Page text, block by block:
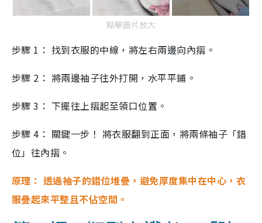
點擊圖片放大
步驟 1： 找到衣服的中線，將左右兩邊向內摺。
步驟 2： 將兩邊袖子往外打開，水平平鋪。
步驟 3： 下擺往上摺起至領口位置。
步驟 4： 關鍵一步！ 將衣服翻到正面，將兩條袖子「錯
位」往內摺。
原理： 透過袖子的錯位堆疊，避免厚度集中在中心，衣
服疊起來平整且不佔空間。